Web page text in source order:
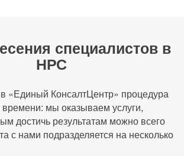
специалистов в
НРС
«Единый КонсалтЦентр» процедура
времени: мы оказываем услуги,
достичь результатам можно всего
с нами подразделяется на несколько